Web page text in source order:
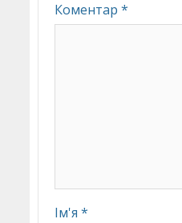
Коментар *
Ім'я *